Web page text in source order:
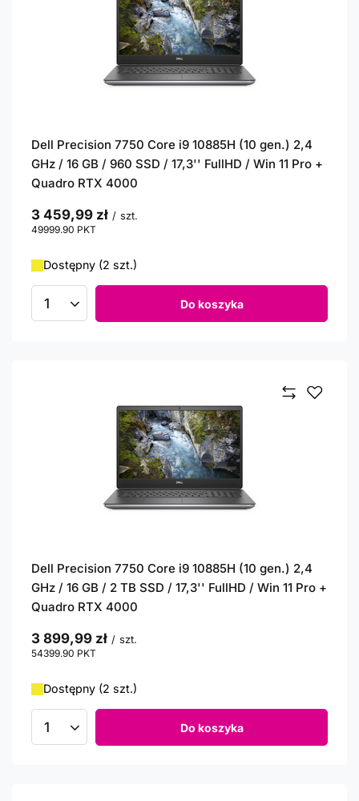
Dell Precision 7750 Core i9 10885H (10 gen.) 2,4
GHz / 16 GB / 960 SSD / 17,3'' FullHD / Win 11 Pro +
Quadro RTX 4000
3 459,99 zł / szt.
49999.90 PKT
Dostępny (2 szt.)
Ilość produktów Do koszyka
Dell Precision 7750 Core i9 10885H (10 gen.) 2,4
GHz / 16 GB / 2 TB SSD / 17,3'' FullHD / Win 11 Pro +
Quadro RTX 4000
3 899,99 zł / szt.
54399.90 PKT
Dostępny (2 szt.)
Ilość produktów Do koszyka